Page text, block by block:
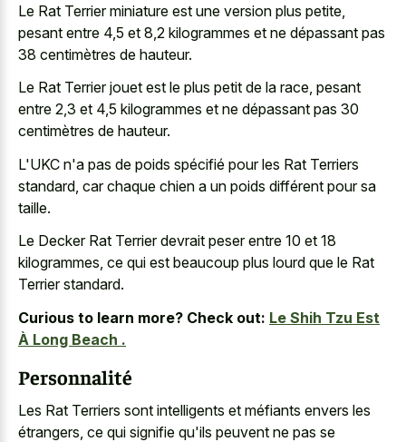
Le Rat Terrier miniature est une version plus petite,
pesant entre 4,5 et 8,2 kilogrammes et ne dépassant pas
38 centimètres de hauteur.
Le Rat Terrier jouet est le plus petit de la race, pesant
entre 2,3 et 4,5 kilogrammes et ne dépassant pas 30
centimètres de hauteur.
L'UKC n'a pas de poids spécifié pour les Rat Terriers
standard, car chaque chien a un poids différent pour sa
taille.
Le Decker Rat Terrier devrait peser entre 10 et 18
kilogrammes, ce qui est beaucoup plus lourd que le Rat
Terrier standard.
Curious to learn more? Check out: Le Shih Tzu Est
À Long Beach .
Personnalité
Les Rat Terriers sont intelligents et méfiants envers les
étrangers, ce qui signifie qu'ils peuvent ne pas se